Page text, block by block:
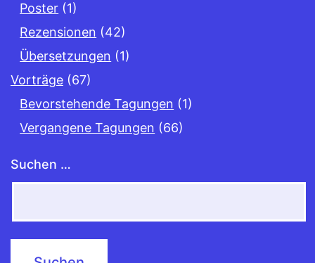
Poster (1)
Rezensionen (42)
Übersetzungen (1)
Vorträge (67)
Bevorstehende Tagungen (1)
Vergangene Tagungen (66)
Suchen …